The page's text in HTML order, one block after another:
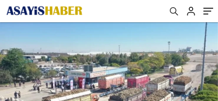
yapacak